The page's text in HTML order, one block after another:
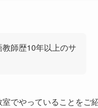
師歴10年以上のサ
でやっていることをご紹